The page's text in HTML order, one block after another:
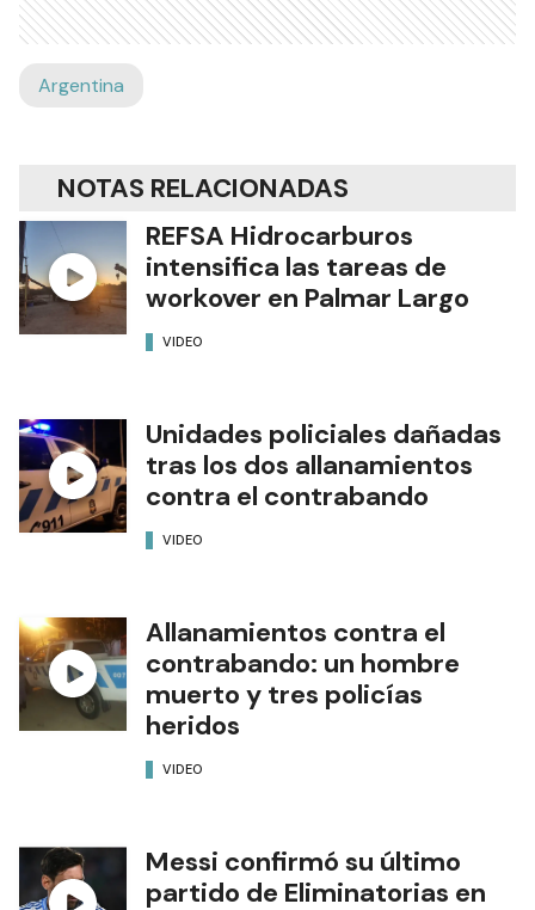
Argentina
NOTAS RELACIONADAS
REFSA Hidrocarburos
intensifica las tareas de
workover en Palmar Largo
VIDEO
Unidades policiales dañadas
tras los dos allanamientos
contra el contrabando
VIDEO
Allanamientos contra el
contrabando: un hombre
muerto y tres policías
heridos
VIDEO
Messi confirmó su último
partido de Eliminatorias en